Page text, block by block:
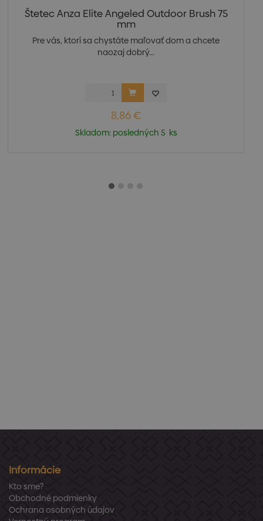
Štetec Anza Elite Angeled Outdoor Brush 75
mm
Pre vás, ktorí sa chystáte maľovať dom a chcete
naozaj dobrý...
8,86 €
Skladom: posledných 5 ks
Informácie
Kto sme?
Obchodné podmienky
Ochrana osobných údajov